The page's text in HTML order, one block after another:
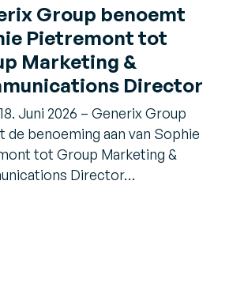
Group benoemt
Pietremont tot
Marketing &
Director
Juni 2026 – Generix Group
de benoeming aan van Sophie
tot Group Marketing &
Director…